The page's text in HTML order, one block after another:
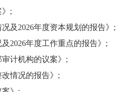
;
及2026年度资本规划的报告》;
2026年度工作重点的报告》;
计机构的议案》;
情况的报告》;